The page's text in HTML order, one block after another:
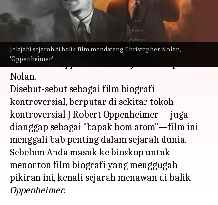
Jelajahi sejarah di balik film mendatang Christopher Nolan,
'Oppenheimer'
Jul 21, 2023 12:06 pm
Apa ceritanya
Semakin sulit untuk menahan kegembiraan
kami untuk
Nolan.
Disebut-sebut sebagai film biografi
kontroversial, berputar di sekitar tokoh
kontroversial J Robert Oppenheimer —juga
dianggap sebagai "bapak bom atom"—film ini
menggali bab penting dalam sejarah dunia.
Sebelum Anda masuk ke bioskop untuk
menonton film biografi yang menggugah
pikiran ini, kenali sejarah menawan di balik
Oppenheimer